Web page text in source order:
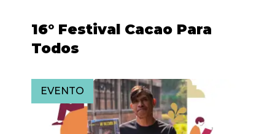
16° Festival Cacao Para
Todos
EVENTO